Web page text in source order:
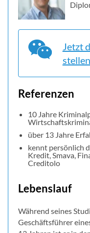
Jetzt
stellen
Referenzen
10 Jahre
über 13 Jahre
kennt persönlich
Kredit, Smava,
Creditolo
Lebenslauf
Während seines
Geschäftsführer